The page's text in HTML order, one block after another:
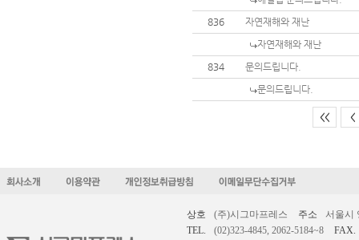
836
자연재해와 재난
자연재해와 재난
834
문의드립니다.
문의드립니다.
<< <
상호 (주)시그마프레스 주소
서울시
TEL.
(02)323-4845, 2062-5184~8
FAX.